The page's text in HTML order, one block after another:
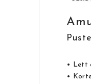
• Lett
•